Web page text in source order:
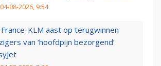
04-08-2026, 9:54
KLM aast op terugwinnen
van ‘hoofdpijn bezorgend’